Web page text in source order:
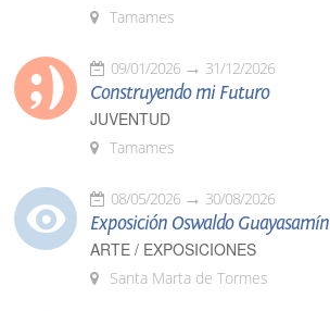
Tamames
09/01/2026 31/12/2026
Construyendo mi Futuro
JUVENTUD
Tamames
08/05/2026 30/08/2026
Exposición Oswaldo Guayasamín
ARTE / EXPOSICIONES
Santa Marta de Tormes